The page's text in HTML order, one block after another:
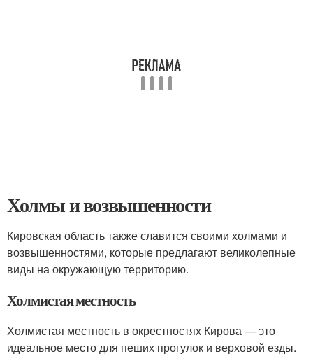
Холмы и возвышенности
Кировская область также славится своими холмами и
возвышенностями, которые предлагают великолепные
виды на окружающую территорию.
Холмистая местность
Холмистая местность в окрестностях Кирова — это
идеальное место для пеших прогулок и верховой езды.